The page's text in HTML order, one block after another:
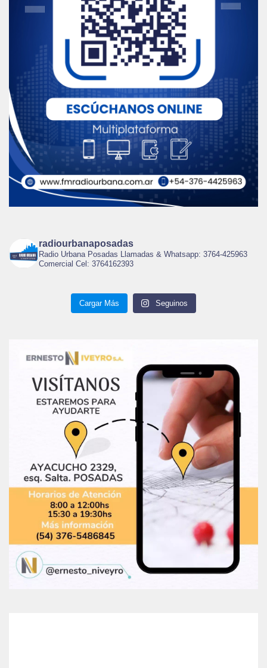
radiourbanaposadas
Radio Urbana Posadas Llamadas & Whatsapp: 3764-425963
Comercial Cel: 3764162393
Cargar Más Seguinos